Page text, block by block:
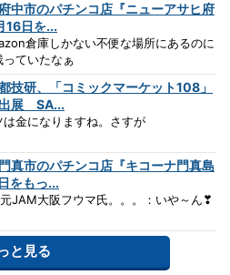
中市のパチンコ店『ニューアサヒ府
16日を...
倉庫しかない不便な場所にあるのに
ていたなぁ
技研、「コミックマーケット108」
出展 SA...
金になりますね。さすが
真市のパチンコ店『キコーナ門真島
をもっ...
JAM大阪フウマ氏。。。：いや～ん❣
と見る